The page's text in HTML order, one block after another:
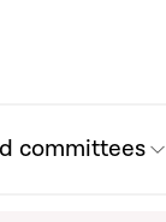
committees